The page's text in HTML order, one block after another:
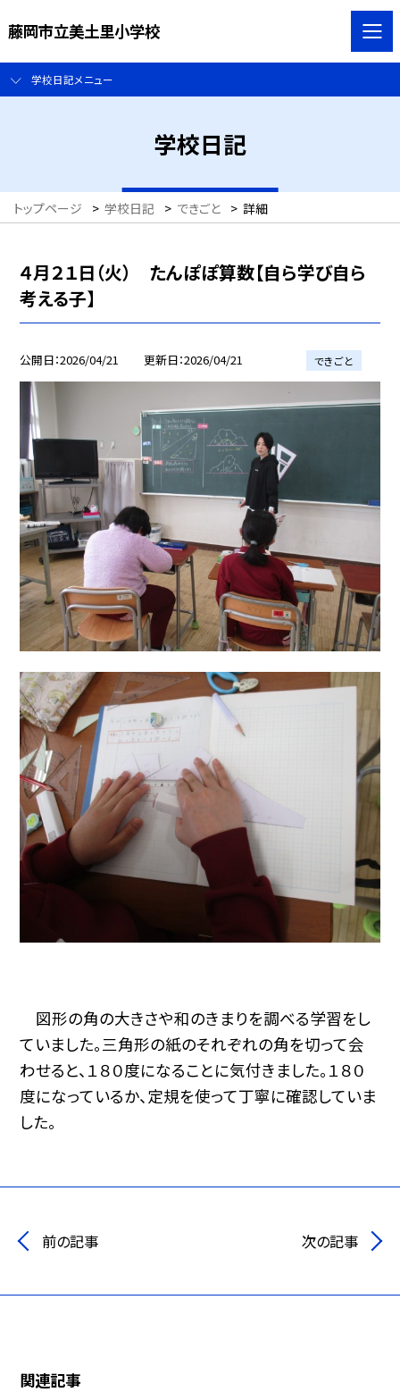
藤岡市立美土里小学校
学校日記メニュー
学校日記
トップページ > 学校日記 > できごと > 詳細
４月２１日（火） たんぽぽ算数【自ら学び自ら
考える子】
公開日 2026/04/21 更新日 2026/04/21 できごと
図形の角の大きさや和のきまりを調べる学習をし
ていました。三角形の紙のそれぞれの角を切って会
わせると、１８０度になることに気付きました。１８０
度になっているか、定規を使って丁寧に確認していま
した。
前の記事 次の記事
関連記事